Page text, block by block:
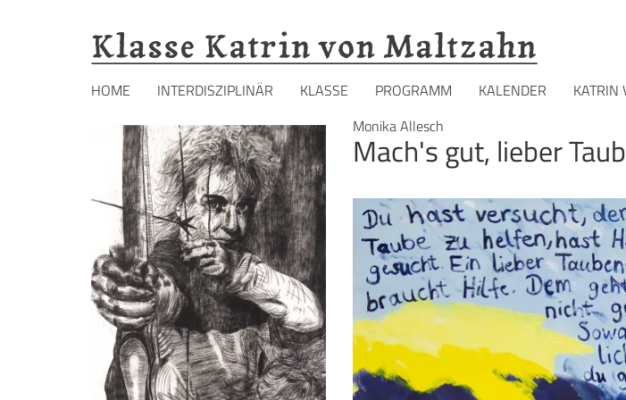
Hauptnavigation
HOME INTERDISZIPLINÄR KLASSE PROGRAMM KALENDER KATRIN
Monika Allesch
Mach's gut, lieber